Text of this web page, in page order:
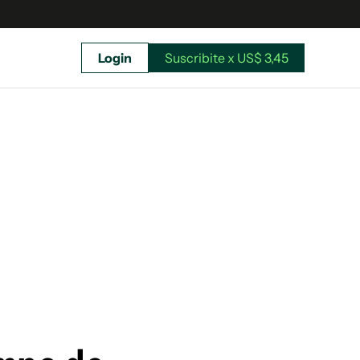
Suscribite x US$ 3,45
Login Suscribite x US$ 3,45